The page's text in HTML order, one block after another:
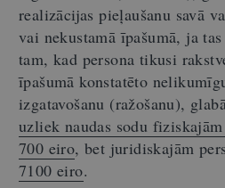
realizācijas pieļaušanu savā
vai nekustamā īpašumā, ja
tam, kad persona tikusi
īpašumā konstatēto
izgatavošanu (ražošanu),
uzliek naudas sodu
700 eiro, bet juridiskajām
7100 eiro.